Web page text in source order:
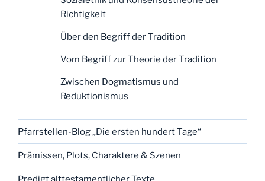
Richtigkeit
Über den Begriff der Tradition
Vom Begriff zur Theorie der Tradition
Zwischen Dogmatismus und
Reduktionismus
Pfarrstellen-Blog „Die ersten hundert Tage“
Prämissen, Plots, Charaktere & Szenen